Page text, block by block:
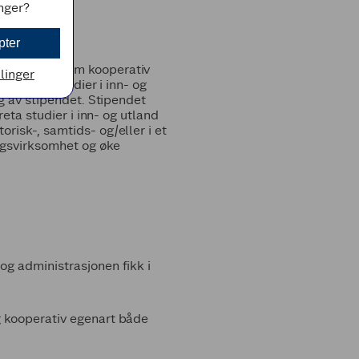
om kooperativ
studier i inn- og
av stipendet. Stipendet
studier i inn- og utland
, samtids- og/eller i et
og øke
administrasjonen fikk i
egenart både